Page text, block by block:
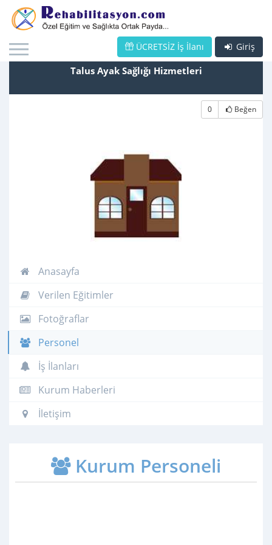
Giriş
ÜCRETSİZ İş İlanı
Talus Ayak Sağlığı Hizmetleri
0 Beğen
Anasayfa
Verilen Eğitimler
Fotoğraflar
Personel
İş İlanları
Kurum Haberleri
İletişim
Kurum Personeli